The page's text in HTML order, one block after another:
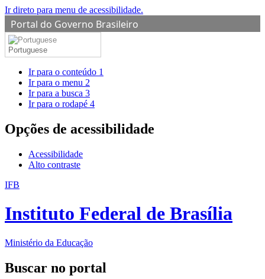
Ir direto para menu de acessibilidade.
Portal do Governo Brasileiro
Portuguese
Ir para o conteúdo 1
Ir para o menu 2
Ir para a busca 3
Ir para o rodapé 4
Opções de acessibilidade
Acessibilidade
Alto contraste
IFB
Instituto Federal de Brasília
Ministério da Educação
Buscar no portal